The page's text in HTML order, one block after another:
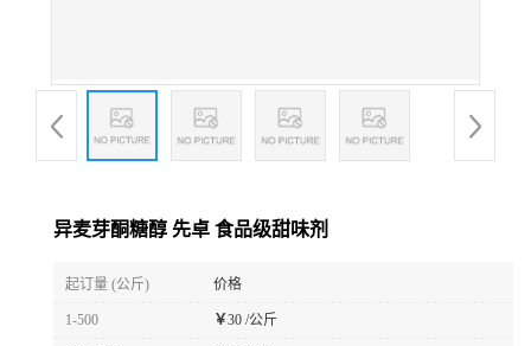
异麦芽酮糖醇 先卓 食品级甜味剂
起订量 (公斤) 价格
1-500 ￥30 /公斤